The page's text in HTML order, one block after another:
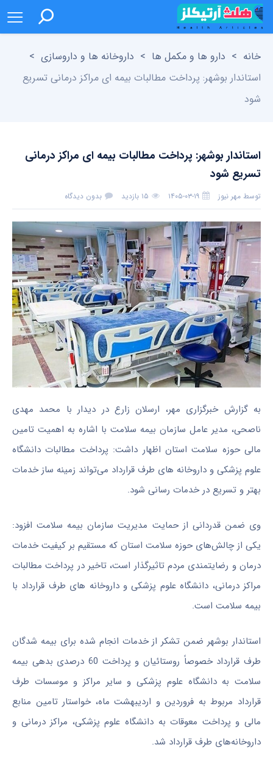
خانه > دارو ها و مکمل ها > داروخانه ها و داروسازی >
استاندار بوشهر: پرداخت مطالبات بیمه ای مراکز درمانی تسریع
شود
استاندار بوشهر: پرداخت مطالبات بیمه ای مراکز درمانی
تسریع شود
توسط مهر نیوز ۱۴۰۵-۰۳-۱۹ ۱۵ بازدید بدون دیدگاه
به گزارش خبرگزاری مهر، ارسلان زارع در دیدار با محمد مهدی
ناصحی، مدیر عامل سازمان بیمه سلامت با اشاره به اهمیت تامین
مالی حوزه سلامت استان اظهار داشت: پرداخت مطالبات دانشگاه
علوم پزشکی و داروخانه های طرف قرارداد می‌تواند زمینه ساز خدمات
بهتر و تسریع در خدمات رسانی شود.
وی ضمن قدردانی از حمایت مدیریت سازمان بیمه سلامت افزود:
یکی از چالش‌های حوزه سلامت استان که مستقیم بر کیفیت خدمات
درمان و رضایتمندی مردم تاثیرگذار است، تاخیر در پرداخت مطالبات
مراکز درمانی، دانشگاه علوم پزشکی و داروخانه های طرف قرارداد با
بیمه سلامت است.
استاندار بوشهر ضمن تشکر از خدمات انجام شده برای بیمه شدگان
طرف قرارداد خصوصاً روستائیان و پرداخت 60 درصدی بدهی بیمه
سلامت به دانشگاه علوم پزشکی و سایر مراکز و موسسات طرف
قرارداد مربوط به فروردین و اردیبهشت ماه، خواستار تامین منابع
مالی و پرداخت معوقات به دانشگاه علوم پزشکی، مراکز درمانی و
داروخانه‌های طرف قرارداد شد.